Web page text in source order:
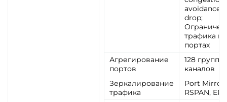
avoidance:
drop;
трафика на
портах
Агрегирование
портов
128 групп /
каналов
Зеркалирование
трафика
Port Mirror,
RSPAN,